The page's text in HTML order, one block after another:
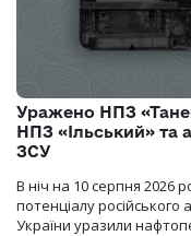
Уражено НПЗ
НПЗ «Ільський» та
ЗСУ
В ніч на 10 серпня 2026
потенціалу російського
України уразили